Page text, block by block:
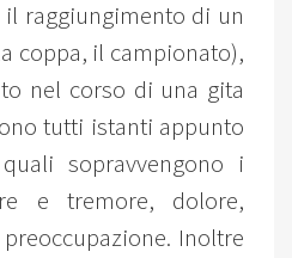
raggiungimento di un
coppa, il campionato),
nel corso di una gita
tutti istanti appunto
sopravvengono i
e tremore, dolore,
Inoltre